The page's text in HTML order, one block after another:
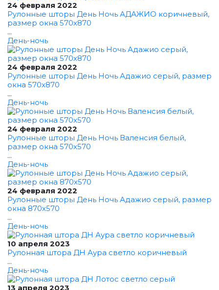
24 февраля 2022
Рулонные шторы День Ночь АДАЖИО коричневый,
размер окна 570x870
...
День-ночь
24 февраля 2022
Рулонные шторы День Ночь Адажио серый, размер
окна 570x870
...
День-ночь
24 февраля 2022
Рулонные шторы День Ночь Валенсия белый,
размер окна 570x570
...
День-ночь
24 февраля 2022
Рулонные шторы День Ночь Адажио серый, размер
окна 870x570
...
День-ночь
10 апреля 2023
Рулонная штора ДН Аура светло коричневый
...
День-ночь
13 апреля 2023